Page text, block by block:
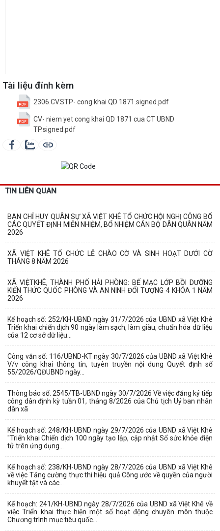
Tài liệu đính kèm
2306.CV.STP- cong khai QD 1871.signed.pdf
CV- niem yet cong khai QD 1871 cua CT UBND
TP.signed.pdf
TIN LIÊN QUAN
BAN CHỈ HUY QUÂN SỰ XÃ VIỆT KHÊ TỔ CHỨC HỘI NGHỊ CÔNG BỐ
CÁC QUYẾT ĐỊNH MIỄN NHIỆM, BỔ NHIỆM CÁN BỘ DÂN QUÂN NĂM
2026
XÃ VIỆT KHÊ TỔ CHỨC LỄ CHÀO CỜ VÀ SINH HOẠT DƯỚI CỜ
THÁNG 8 NĂM 2026
XÃ VIỆTKHÊ, THÀNH PHỐ HẢI PHÒNG: BẾ MẠC LỚP BỒI DƯỠNG
KIẾN THỨC QUỐC PHÒNG VÀ AN NINH ĐỐI TƯỢNG 4 KHÓA 1 NĂM
2026
Kế hoạch số: 252/KH-UBND ngày 31/7/2026 của UBND xã Việt Khê
Triển khai chiến dịch 90 ngày làm sạch, làm giàu, chuẩn hóa dữ liệu
của 12 cơ sở dữ liệu...
Công văn số: 116/UBND-KT ngày 30/7/2026 của UBND xã Việt Khê
V/v công khai thông tin, tuyên truyền nội dung Quyết định số
55/2026/QĐUBND ngày...
Thông báo số: 2545/TB-UBND ngày 30/7/2026 Về việc đăng ký tiếp
công dân định kỳ tuần 01, tháng 8/2026 của Chủ tịch Uỷ ban nhân
dân xã
Kế hoạch số: 248/KH-UBND ngày 29/7/2026 của UBND xã Việt Khê
"Triển khai Chiến dịch 100 ngày tạo lập, cập nhật Sổ sức khỏe điện
tử trên ứng dụng...
Kế hoạch số: 238/KH-UBND ngày 28/7/2026 của UBND xã Việt Khê
về việc Tăng cường thực thi hiệu quả Công ước về quyền của người
khuyết tật và các...
Kế hoạch: 241/KH-UBND ngày 28/7/2026 của UBND xã Việt Khê về
việc Triển khai thực hiện một số hoạt động chuyên môn thuộc
Chương trình mục tiêu quốc...